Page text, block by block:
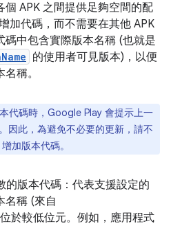
APK 之間提供足夠空間的配
加代碼，而不需要在其他 APK
中包含實際版本名稱 (也就是
的使用者可見版本)，以便
稱。
代碼時，Google Play 會提示上一
因此，為避免不必要的更新，請不
加版本代碼。
的版本代碼：代表支援設定的
名稱 (來自
於較低位元。例如，應用程式